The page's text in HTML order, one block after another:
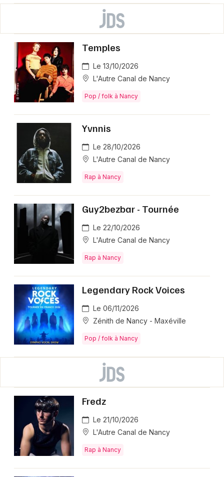
Temples
Le 13/10/2026
L'Autre Canal de Nancy
Pop / folk à Nancy
Yvnnis
Le 28/10/2026
L'Autre Canal de Nancy
Rap à Nancy
Guy2bezbar - Tournée
Le 22/10/2026
L'Autre Canal de Nancy
Rap à Nancy
Legendary Rock Voices
Le 06/11/2026
Zénith de Nancy - Maxéville
Pop / folk à Nancy
Fredz
Le 21/10/2026
L'Autre Canal de Nancy
Rap à Nancy